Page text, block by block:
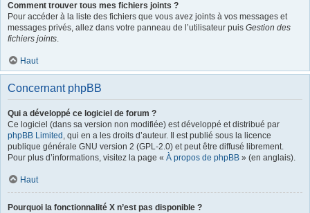
Comment trouver tous mes fichiers joints ?
Pour accéder à la liste des fichiers que vous avez joints à vos messages et
messages privés, allez dans votre panneau de l’utilisateur puis Gestion des
fichiers joints.
Haut
Concernant phpBB
Qui a développé ce logiciel de forum ?
Ce logiciel (dans sa version non modifiée) est développé et distribué par
phpBB Limited , qui en a les droits d’auteur. Il est publié sous la licence
publique générale GNU version 2 (GPL-2.0) et peut être diffusé librement.
Pour plus d’informations, visitez la page « À propos de phpBB » (en anglais).
Haut
Pourquoi la fonctionnalité X n’est pas disponible ?